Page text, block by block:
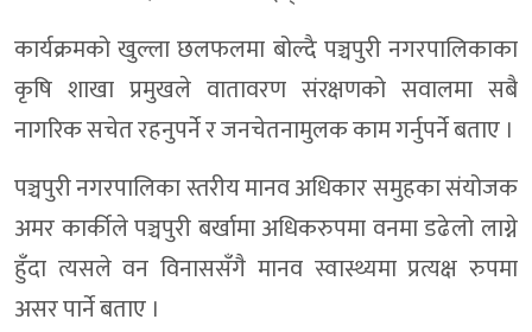
कार्यक्रमको खुल्ला छलफलमा बोल्दै पञ्चपुरी नगरपालिकाका
कृषि शाखा प्रमुखले वातावरण संरक्षणको सवालमा सबै
नागरिक सचेत रहनुपर्ने र जनचेतनामुलक काम गर्नुपर्ने बताए ।
पञ्चपुरी नगरपालिका स्तरीय मानव अधिकार समुहका संयोजक
अमर कार्कीले पञ्चपुरी बर्खामा अधिकरुपमा वनमा डढेलो लाग्ने
हुँदा त्यसले वन विनाससँगै मानव स्वास्थ्यमा प्रत्यक्ष रुपमा
असर पार्ने बताए ।